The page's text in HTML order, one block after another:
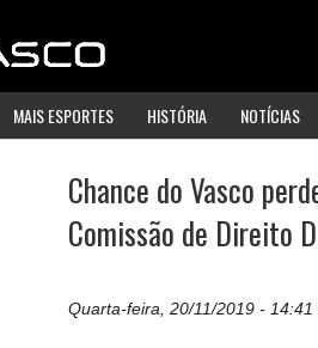
MAIS ESPORTES HISTÓRIA NOTÍCIAS
Chance do Vasco
Comissão de Direito
Quarta-feira, 20/11/2019 - 14:41